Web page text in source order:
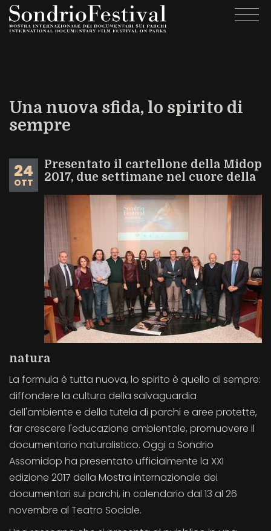
Salta
Una nuova sfida, lo spirito di
sempre
24
OTT
Presentato il cartellone della Midop
2017, due settimane nel cuore della
natura
La formula è tutta nuova, lo spirito è quello di sempre:
diffondere la cultura della salvaguardia
dell'ambiente e della tutela di parchi e aree protette,
far crescere l'educazione ambientale, promuovere il
documentario naturalistico. Oggi a Sondrio
Assomidop ha presentato ufficialmente la XXI
edizione 2017 della Mostra internazionale dei
documentari sui parchi, in calendario dal 13 al 26
novembre al Teatro Sociale.